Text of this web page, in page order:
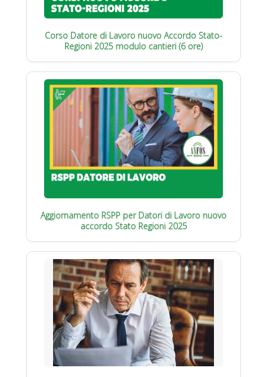
Corso Datore di Lavoro nuovo Accordo Stato-
Regioni 2025 modulo cantieri (6 ore)
Aggiornamento RSPP per Datori di Lavoro nuovo
accordo Stato Regioni 2025